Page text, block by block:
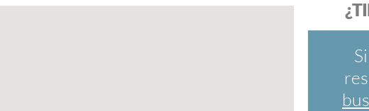
cuyo
español
Internet.